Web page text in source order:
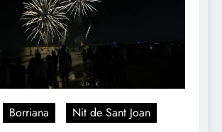
Borriana Nit de Sant Joan